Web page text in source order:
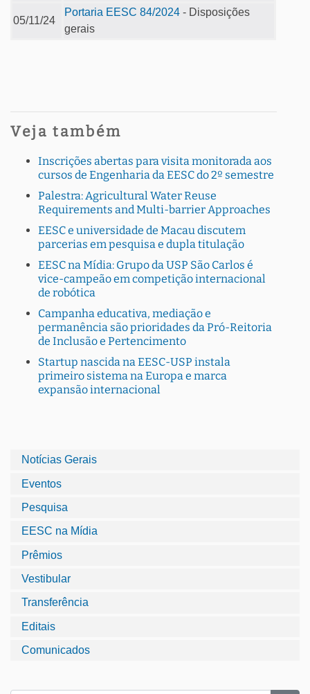
05/11/24
Portaria EESC 84/2024 - Disposições
gerais
Veja também
Inscrições abertas para visita monitorada aos
cursos de Engenharia da EESC do 2º semestre
Palestra: Agricultural Water Reuse
Requirements and Multi-barrier Approaches
EESC e universidade de Macau discutem
parcerias em pesquisa e dupla titulação
EESC na Mídia: Grupo da USP São Carlos é
vice-campeão em competição internacional
de robótica
Campanha educativa, mediação e
permanência são prioridades da Pró-Reitoria
de Inclusão e Pertencimento
Startup nascida na EESC-USP instala
primeiro sistema na Europa e marca
expansão internacional
Notícias Gerais
Eventos
Pesquisa
EESC na Mídia
Prêmios
Vestibular
Transferência
Editais
Comunicados